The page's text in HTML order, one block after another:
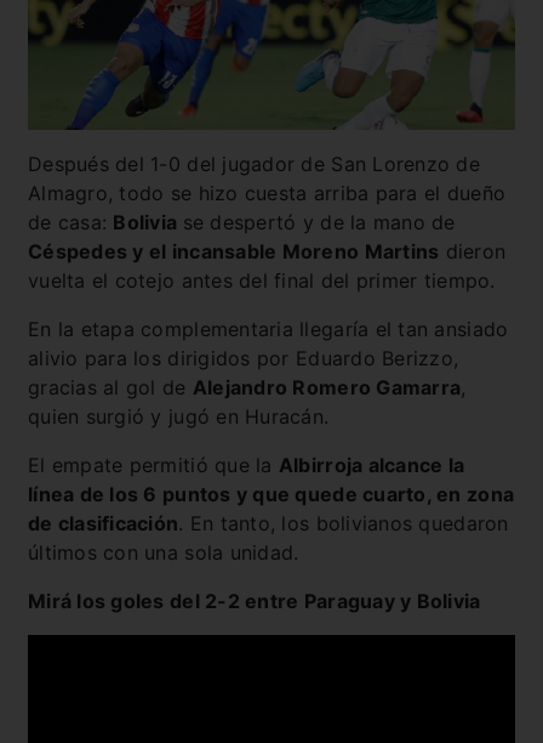
Después del 1-0 del jugador de San Lorenzo de
Almagro, todo se hizo cuesta arriba para el dueño
de casa: Bolivia se despertó y de la mano de
Céspedes y el incansable Moreno Martins dieron
vuelta el cotejo antes del final del primer tiempo.
En la etapa complementaria llegaría el tan ansiado
alivio para los dirigidos por Eduardo Berizzo,
gracias al gol de Alejandro Romero Gamarra,
quien surgió y jugó en Huracán.
El empate permitió que la Albirroja alcance la
línea de los 6 puntos y que quede cuarto, en zona
de clasificación. En tanto, los bolivianos quedaron
últimos con una sola unidad.
Mirá los goles del 2-2 entre Paraguay y Bolivia